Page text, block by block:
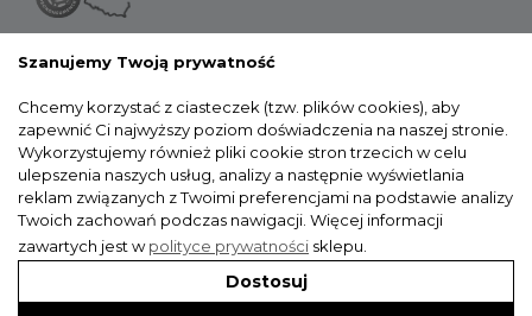
Szanujemy Twoją prywatność
Chcemy korzystać z ciasteczek (tzw. plików cookies), aby
zapewnić Ci najwyższy poziom doświadczenia na naszej stronie.
Wykorzystujemy również pliki cookie stron trzecich w celu
ulepszenia naszych usług, analizy a następnie wyświetlania
reklam związanych z Twoimi preferencjami na podstawie analizy
Twoich zachowań podczas nawigacji. Więcej informacji
zawartych jest wpolityce prywatności sklepu.
Dostosuj